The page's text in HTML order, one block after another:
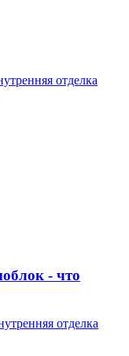
отделка
- что
отделка